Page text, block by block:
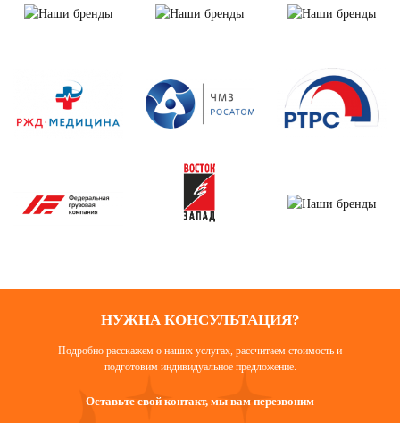
НУЖНА КОНСУЛЬТАЦИЯ?
Подробно расскажем о наших услугах, рассчитаем стоимость и
подготовим индивидуальное предложение.
Оставьте свой контакт, мы вам перезвоним